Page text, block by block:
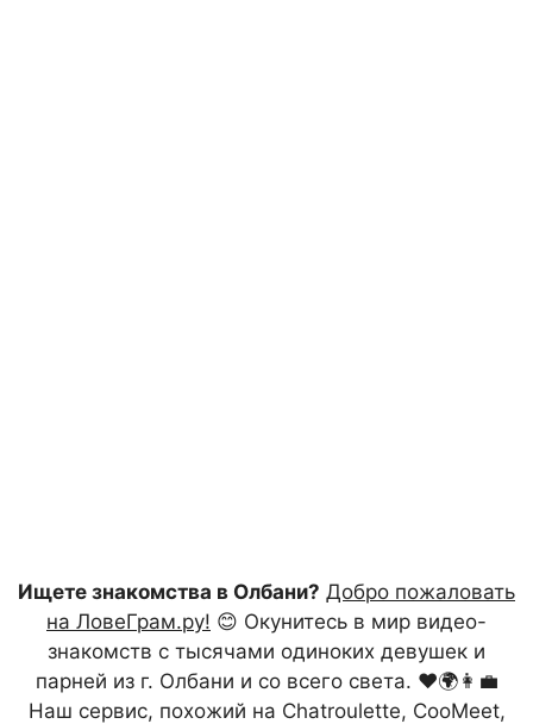
Ищете знакомства в Олбани? Добро пожаловать
на ЛовеГрам.ру! 😊 Окунитесь в мир видео-
знакомств с тысячами одиноких девушек и
парней из г. Олбани и со всего света. ❤️🌍👩‍💼
Наш сервис, похожий на Chatroulette, CooMeet,